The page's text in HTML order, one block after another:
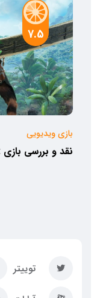
7.5
بازی ویدیویی
نقد و بررسی بازی Biomutant
توییتر